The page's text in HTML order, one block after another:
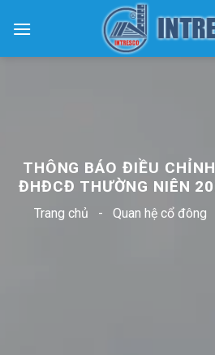
THÔNG BÁO ĐIỀU
ĐHĐCĐ THƯỜNG NIÊN
Trang chủ - Quan hệ cổ đông